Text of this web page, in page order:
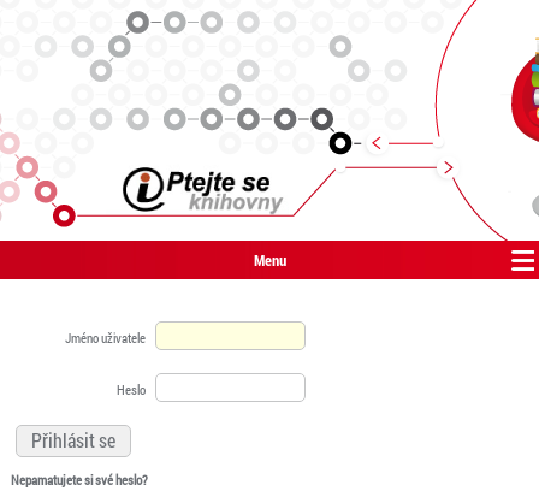
Menu
Jméno uživatele
Heslo
Nepamatujete si své heslo?